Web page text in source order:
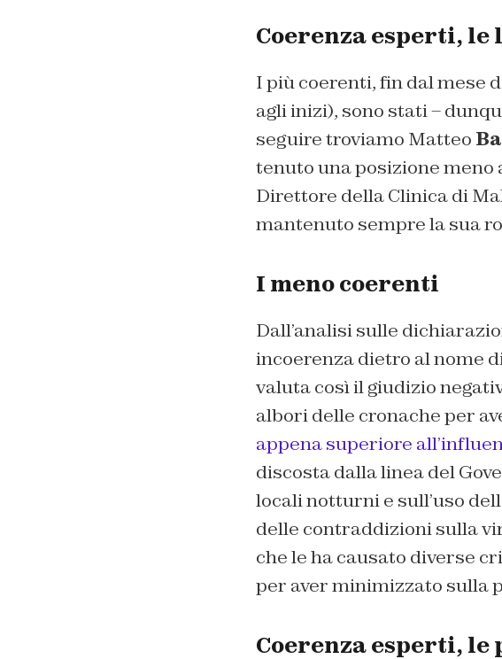
Coerenza esperti,
I più coerenti, fin dal mese
agli inizi), sono stati –
seguire troviamo Matteo
tenuto una posizione
Direttore della Clinica di
mantenuto sempre la sua
I meno coerenti
Dall’analisi sulle
incoerenza dietro al nome
valuta così il giudizio
albori delle cronache per
appena superiore
discosta dalla linea del
locali notturni e sull’uso
delle contraddizioni sulla
che le ha causato diverse
per aver minimizzato sulla
Coerenza esperti, le